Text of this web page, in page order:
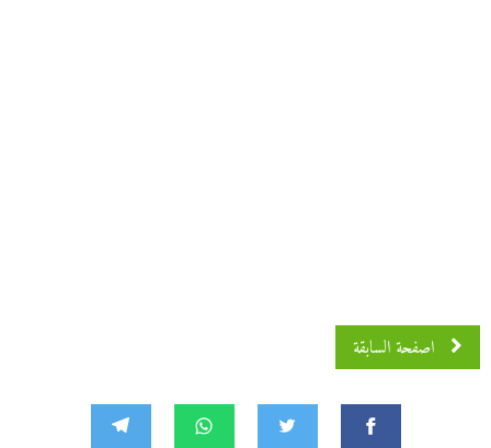
اصفحة السابقة